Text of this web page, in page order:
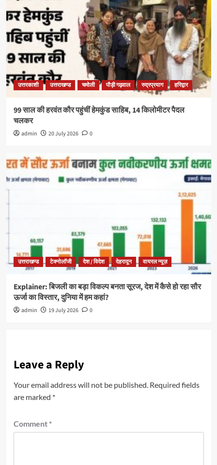
उत्तरकाशी उत्तराखण्ड चमोली पौड़ी गढ़वाल रुद्रप्रयाग हरिद्वार
99 साल की हरवंत कौर पहुंचीं हेमकुंड साहिब, 14 किलोमीटर पैदल
चलकर
admin 20 July 2026 0
उत्तराखण्ड टेक्नोलॉजी देश / विदेश देहरादून वायरल न्यूज़
Explainer: बिजली का बड़ा विकल्प बनता सूरज, देश में कैसे हो रहा सौर
ऊर्जा का विस्तार, दुनिया में हम कहां?
admin 19 July 2026 0
Leave a Reply
Your email address will not be published. Required fields
are marked *
Comment *